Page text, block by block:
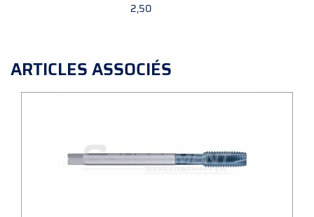
2,50
ARTICLES ASSOCIÉS